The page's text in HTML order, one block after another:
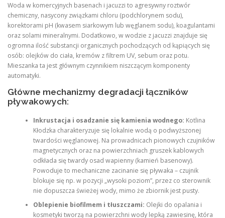
Woda w komercyjnych basenach i jacuzzi to agresywny roztwór
chemiczny, nasycony związkami chloru (podchlorynem sodu),
korektorami pH (kwasem siarkowym lub węglanem sodu), koagulantami
oraz solami mineralnymi. Dodatkowo, w wodzie z jacuzzi znajduje się
ogromna ilość substancji organicznych pochodzących od kąpiących się
osób: olejków do ciała, kremów z filtrem UV, sebum oraz potu.
Mieszanka ta jest głównym czynnikiem niszczącym komponenty
automatyki.
Główne mechanizmy degradacji łączników
pływakowych:
Inkrustacja i osadzanie się kamienia wodnego: Kotlina
Kłodzka charakteryzuje się lokalnie wodą o podwyższonej
twardości węglanowej. Na prowadnicach pionowych czujników
magnetycznych oraz na powierzchniach gruszek kablowych
odkłada się twardy osad wapienny (kamień basenowy).
Powoduje to mechaniczne zacinanie się pływaka – czujnik
blokuje się np. w pozycji „wysoki poziom”, przez co sterownik
nie dopuszcza świeżej wody, mimo że zbiornik jest pusty.
Oblepienie biofilmem i tłuszczami: Olejki do opalania i
kosmetyki tworzą na powierzchni wody lepką zawiesinę, która